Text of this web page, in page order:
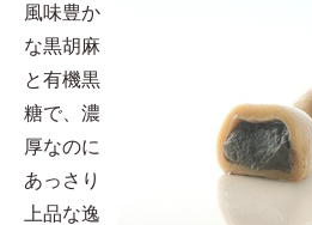
風味豊か
な黒胡麻
と有機黒
糖で、濃
厚なのに
あっさり
上品な逸